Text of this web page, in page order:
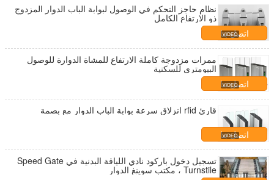
نظام حاجز التحكم في الوصول لبوابة الباب الدوار المزدوج
ذو الارتفاع الكامل
اتصل بنا
ممرات مزدوجة كاملة الارتفاع للمشاة الدوارة للوصول
البيومتري للسكنية
اتصل بنا
قارئ rfid انزلاق سرعة بوابة الباب الدوار مع بصمة
اتصل بنا
تسجيل دخول باركود نادي اللياقة البدنية في Speed ​​Gate
Turnstile ، مكتب سوينغ الدوار